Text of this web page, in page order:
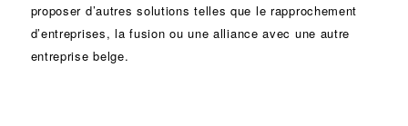
proposer d’autres solutions telles que le rapprochement
d’entreprises, lafusion ou unealliance avec une autre
entreprise belge.